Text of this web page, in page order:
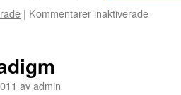
| Kommentarer inaktiveradeför
avadmin